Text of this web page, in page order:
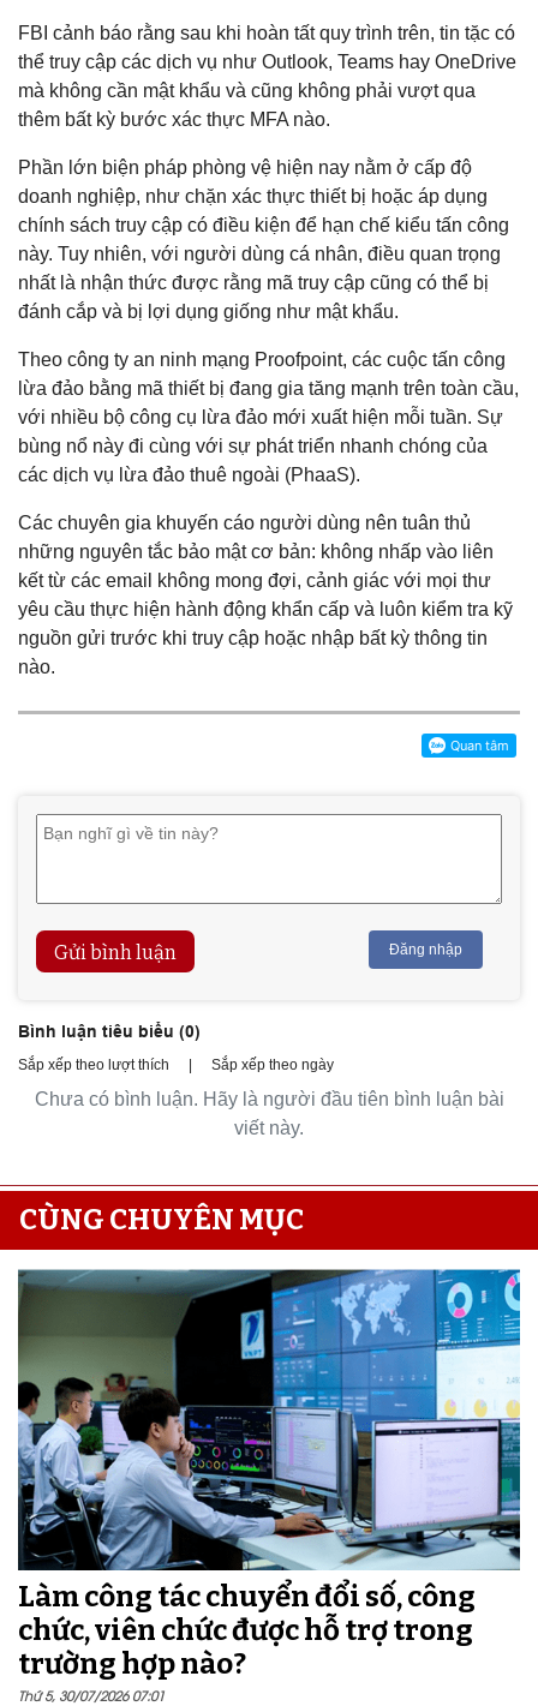
FBI cảnh báo rằng sau khi hoàn tất quy trình trên, tin tặc có
thể truy cập các dịch vụ như Outlook, Teams hay OneDrive
mà không cần mật khẩu và cũng không phải vượt qua
thêm bất kỳ bước xác thực MFA nào.
Phần lớn biện pháp phòng vệ hiện nay nằm ở cấp độ
doanh nghiệp, như chặn xác thực thiết bị hoặc áp dụng
chính sách truy cập có điều kiện để hạn chế kiểu tấn công
này. Tuy nhiên, với người dùng cá nhân, điều quan trọng
nhất là nhận thức được rằng mã truy cập cũng có thể bị
đánh cắp và bị lợi dụng giống như mật khẩu.
Theo công ty an ninh mạng Proofpoint, các cuộc tấn công
lừa đảo bằng mã thiết bị đang gia tăng mạnh trên toàn cầu,
với nhiều bộ công cụ lừa đảo mới xuất hiện mỗi tuần. Sự
bùng nổ này đi cùng với sự phát triển nhanh chóng của
các dịch vụ lừa đảo thuê ngoài (PhaaS).
Các chuyên gia khuyến cáo người dùng nên tuân thủ
những nguyên tắc bảo mật cơ bản: không nhấp vào liên
kết từ các email không mong đợi, cảnh giác với mọi thư
yêu cầu thực hiện hành động khẩn cấp và luôn kiểm tra kỹ
nguồn gửi trước khi truy cập hoặc nhập bất kỳ thông tin
nào.
Gửi bình luận Đăng nhập
Bình luận tiêu biểu (0)
Sắp xếp theo lượt thích Sắp xếp theo ngày
Chưa có bình luận. Hãy là người đầu tiên bình luận bài
viết này.
CÙNG CHUYÊN MỤC
Làm công tác chuyển đổi số, công
chức, viên chức được hỗ trợ trong
trường hợp nào?
Thứ 5, 30/07/2026 07:01